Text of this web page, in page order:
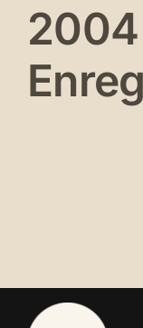
2004